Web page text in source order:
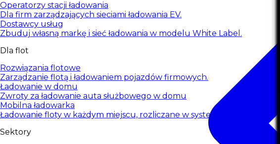
Operatorzy stacji ładowania
Dla firm zarządzających sieciami ładowania EV.
Dostawcy usług
Zbuduj własną markę i sieć ładowania w modelu White Label.
Dla flot
Rozwiązania flotowe
Zarządzanie flotą i ładowaniem pojazdów firmowych.
Ładowanie w domu
Zwroty za ładowanie auta służbowego w domu
Mobilna ładowarka
Ładowanie floty w każdym miejscu, rozliczane w systemie
Sektory